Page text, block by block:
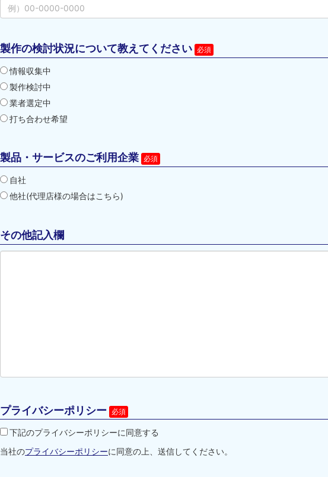
製作の検討状況について教えてください
情報収集中
製作検討中
業者選定中
打ち合わせ希望
製品・サービスのご利用企業
自社
他社(代理店様の場合はこちら)
その他記入欄
プライバシーポリシー
下記のプライバシーポリシーに同意する
当社のプライバシーポリシーに同意の上、送信してください。